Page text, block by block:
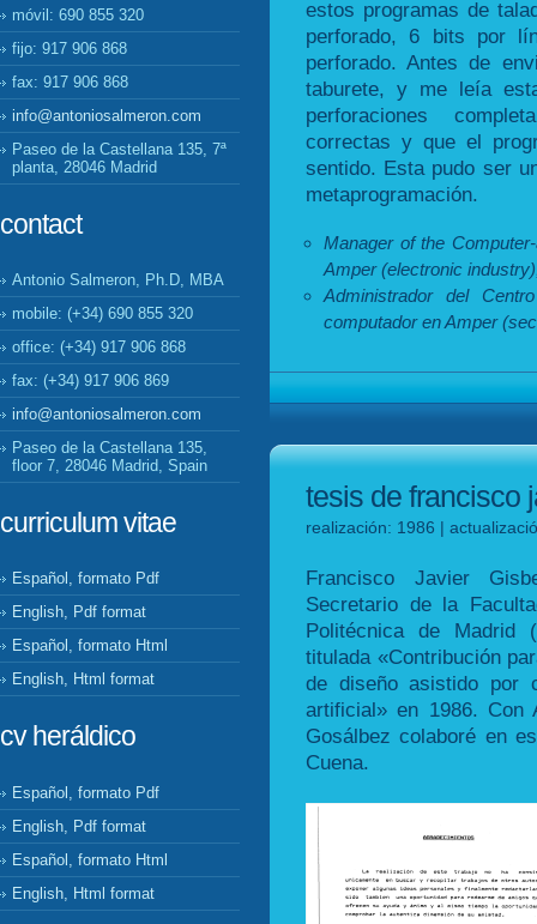
móvil: 690 855 320
fijo: 917 906 868
fax: 917 906 868
info@antoniosalmeron.com
Paseo de la Castellana 135, 7ª
planta, 28046 Madrid
contact
Antonio Salmeron, Ph.D, MBA
mobile: (+34) 690 855 320
office: (+34) 917 906 868
fax: (+34) 917 906 869
info@antoniosalmeron.com
Paseo de la Castellana 135,
floor 7, 28046 Madrid, Spain
curriculum vitae
Español, formato Pdf
English, Pdf format
Español, formato Html
English, Html format
cv heráldico
Español, formato Pdf
English, Pdf format
Español, formato Html
English, Html format
estos programas de
perforado, 6 bits por
perforado. Antes de
taburete, y me leía
perforaciones
correctas y que el
sentido. Esta pudo ser
metaprogramación.
Manager of the
Amper (electronic
Administrador del
computador en Amper
tesis de francisco
realización: 1986 |
Francisco Javier
Secretario de la
Politécnica de Madrid
titulada «Contribución
de diseño asistido por
artificial» en 1986. Con
Gosálbez colaboré en
Cuena.